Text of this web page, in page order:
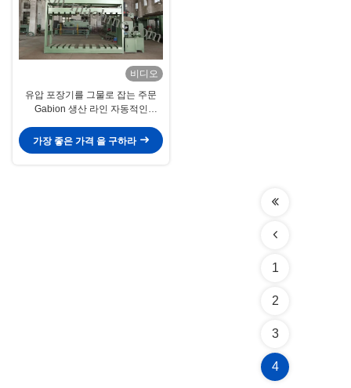
비디오
유압 포장기를 그물로 잡는 주문
Gabion 생산 라인 자동적인
가장 좋은 가격 을 구하라
1
2
3
4